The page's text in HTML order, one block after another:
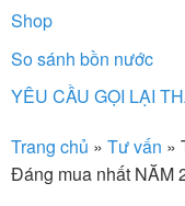
Shop
So sánh bồn nước
YÊU CẦU GỌI LẠI
Trang chủ » Tư vấn »
Đáng mua nhất NĂM